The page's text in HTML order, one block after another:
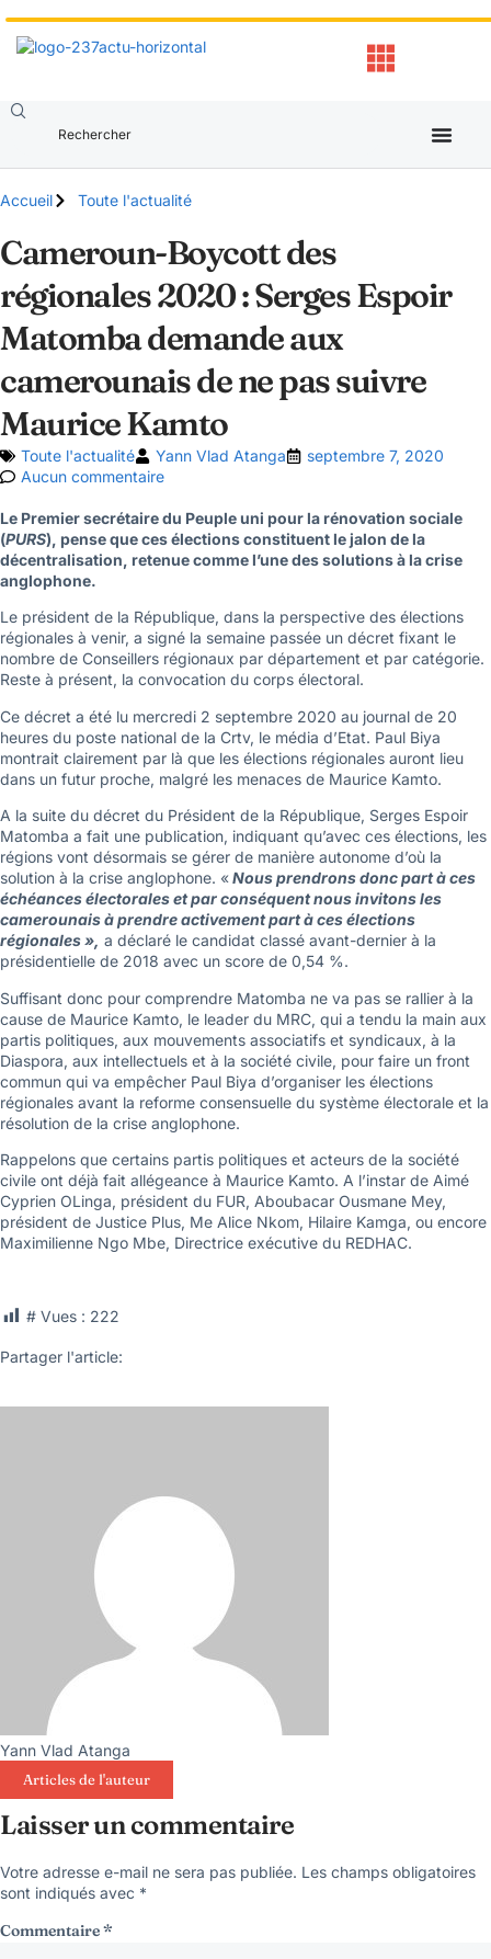
Accueil Toute l'actualité
Cameroun-Boycott des
régionales 2020 : Serges Espoir
Matomba demande aux
camerounais de ne pas suivre
Maurice Kamto
Toute l'actualité Yann Vlad Atanga
septembre 7, 2020
Aucun commentaire
Le Premier secrétaire du Peuple uni pour la rénovation sociale
(PURS), pense que ces élections constituent le jalon de la
décentralisation, retenue comme l’une des solutions à la crise
anglophone.
Le président de la République, dans la perspective des élections
régionales à venir, a signé la semaine passée un décret fixant le
nombre de Conseillers régionaux par département et par catégorie.
Reste à présent, la convocation du corps électoral.
Ce décret a été lu mercredi 2 septembre 2020 au journal de 20
heures du poste national de la Crtv, le média d’Etat. Paul Biya
montrait clairement par là que les élections régionales auront lieu
dans un futur proche, malgré les menaces de Maurice Kamto.
A la suite du décret du Président de la République, Serges Espoir
Matomba a fait une publication, indiquant qu’avec ces élections, les
régions vont désormais se gérer de manière autonome d’où la
solution à la crise anglophone. «Nous prendrons donc part à ces
échéances électorales et par conséquent nous invitons les
camerounais à prendre activement part à ces élections
régionales », a déclaré le candidat classé avant-dernier à la
présidentielle de 2018 avec un score de 0,54 %.
Suffisant donc pour comprendre Matomba ne va pas se rallier à la
cause de Maurice Kamto, le leader du MRC, qui a tendu la main aux
partis politiques, aux mouvements associatifs et syndicaux, à la
Diaspora, aux intellectuels et à la société civile, pour faire un front
commun qui va empêcher Paul Biya d’organiser les élections
régionales avant la reforme consensuelle du système électorale et la
résolution de la crise anglophone.
Rappelons que certains partis politiques et acteurs de la société
civile ont déjà fait allégeance à Maurice Kamto. A l’instar de Aimé
Cyprien OLinga, président du FUR, Aboubacar Ousmane Mey,
président de Justice Plus, Me Alice Nkom, Hilaire Kamga, ou encore
Maximilienne Ngo Mbe, Directrice exécutive du REDHAC.
# Vues : 222
Partager l'article:
Yann Vlad Atanga
Articles de l'auteur
Laisser un commentaire
Votre adresse e-mail ne sera pas publiée. Les champs obligatoires
sont indiqués avec *
Commentaire*